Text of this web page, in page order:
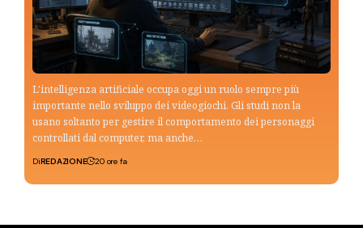
L'intelligenza artificiale occupa oggi un ruolo sempre più
importante nello sviluppo dei videogiochi. Gli studi non la
usano soltanto per gestire il comportamento dei personaggi
controllati dal computer, ma anche…
DiREDAZIONE 20 ore fa